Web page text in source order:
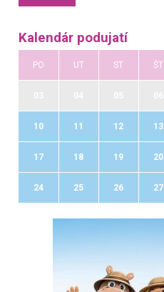
Kalendár podujatí
PO UT ST ŠT
10 11 12 13
17 18 19 20
24 25 26 27